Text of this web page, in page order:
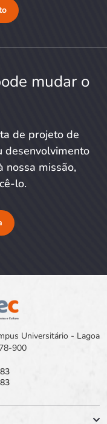
mudar o
de projeto de
desenvolvimento
nossa missão,
lo.
Universitário - Lagoa
900